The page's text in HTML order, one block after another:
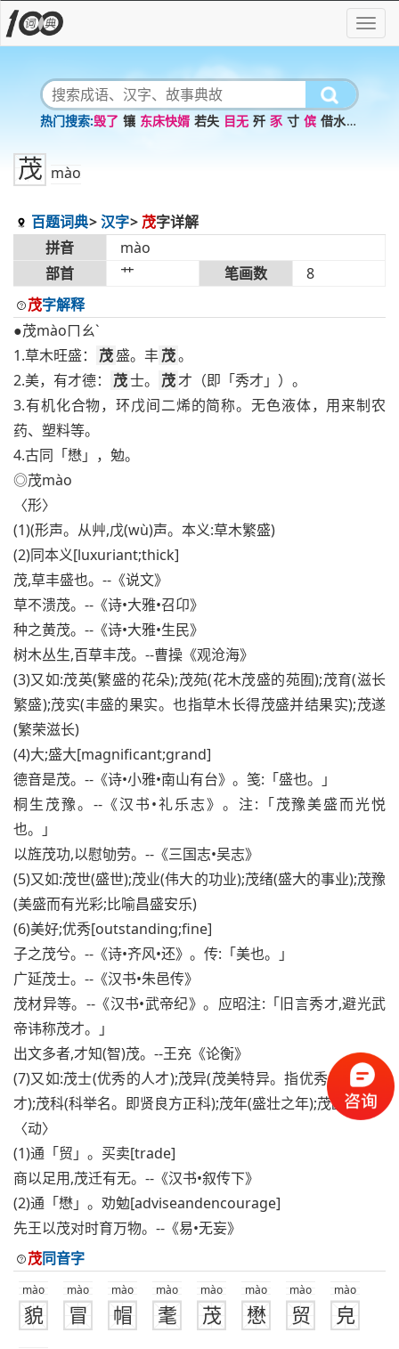
毁了 镶 东床快婿 若失 目无 歼 豕 寸 傧 借水行
茂 mào
百题词典 汉字 茂字详解
拼音
mào
部首
艹 笔画数
8
茂字解释
●茂màoㄇㄠˋ
1.草木旺盛：
茂盛。丰茂。
2.美，有才德：
茂士。 茂才（即「秀才」）。
3.有机化合物，环戊间二烯的简称。无色液体，用来制农
药、塑料等。
4.古同「懋」，勉。
◎茂mào
〈形〉
(1)(形声。从艸,戊(wù)声。本义:草木繁盛)
(2)同本义[luxuriant;thick]
茂,草丰盛也。--《说文》
草不溃茂。--《诗•大雅•召卬》
种之黄茂。--《诗•大雅•生民》
树木丛生,百草丰茂。--曹操《观沧海》
(3)又如:茂英(繁盛的花朵);茂苑(花木茂盛的苑囿);茂育(滋长
繁盛);茂实(丰盛的果实。也指草木长得茂盛并结果实);茂遂
(繁荣滋长)
(4)大;盛大[magnificant;grand]
德音是茂。--《诗•小雅•南山有台》。笺:「盛也。」
桐生茂豫。--《汉书•礼乐志》。注:「茂豫美盛而光悦
也。」
以旌茂功,以慰劬劳。--《三国志•吴志》
(5)又如:茂世(盛世);茂业(伟大的功业);茂绪(盛大的事业);茂豫
(美盛而有光彩;比喻昌盛安乐)
(6)美好;优秀[outstanding;fine]
子之茂兮。--《诗•齐风•还》。传:「美也。」
广延茂士。--《汉书•朱邑传》
茂材异等。--《汉书•武帝纪》。应昭注:「旧言秀才,避光武
帝讳称茂才。」
出文多者,才知(智)茂。--王充《论衡》
(7)又如:茂士(优秀的人才);茂异(茂美特异。指优秀出众的人
才);茂科(科举名。即贤良方正科);茂年(盛壮之年);茂龄(壮年)
〈动〉
(1)通「贸」。买卖[trade]
商以足用,茂迁有无。--《汉书•叙传下》
(2)通「懋」。劝勉[adviseandencourage]
先王以茂对时育万物。--《易•无妄》
茂同音字
mào
貌
mào
冒
mào
帽
mào
耄
mào
茂
mào
懋
mào
贸
mào
皃